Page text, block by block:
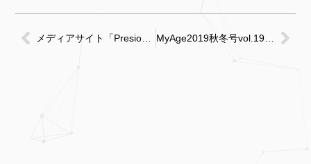
MyAge2019秋冬号vol.19 にFace-Pointerが紹介されました！